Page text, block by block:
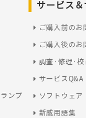
ンプ
サービス＆
ご購入前のお
ご購入後のお
調査·修理·校
サービスQ&A
ソフトウェア
新威用語集